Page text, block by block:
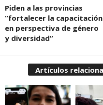
Piden a las provincias
“fortalecer la capacitación
en perspectiva de género
y diversidad”
Artículos